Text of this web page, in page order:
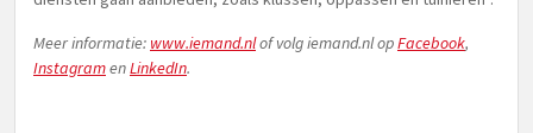
Meer informatie: www.iemand.nlof volg iemand.nl opFacebook,
InstagramenLinkedIn.